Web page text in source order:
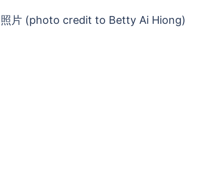
照片 (photo credit to Betty Ai Hiong)